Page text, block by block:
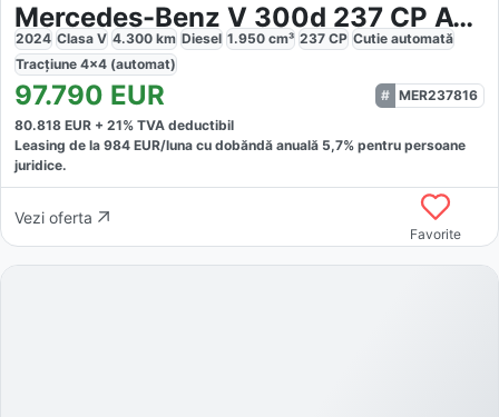
Mercedes-Benz V 300d 237 CP AWD 9AT Horizon
2024 Clasa V 4.300 km Diesel 1.950 cm³ 237 CP Cutie automată
Tracțiune 4x4 (automat)
97.790 EUR
MER237816
80.818 EUR + 21% TVA deductibil
Leasing de la 984 EUR/luna cu dobăndă anuală 5,7% pentru persoane
juridice.
Vezi oferta
Favorite